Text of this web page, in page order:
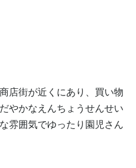
店街が近くにあり、買い物
やかなえんちょうせんせい
雰囲気でゆったり園児さん